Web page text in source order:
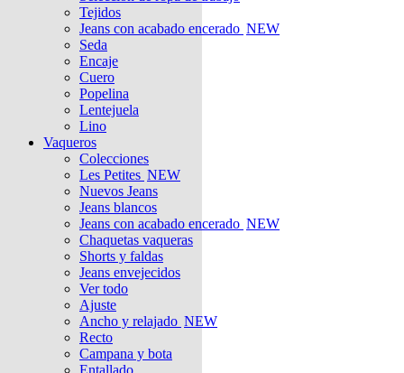
Tejidos
Jeans con acabado encerado NEW
Seda
Encaje
Cuero
Popelina
Lentejuela
Lino
Vaqueros
Colecciones
Les Petites NEW
Nuevos Jeans
Jeans blancos
Jeans con acabado encerado NEW
Chaquetas vaqueras
Shorts y faldas
Jeans envejecidos
Ver todo
Ajuste
Ancho y relajado NEW
Recto
Campana y bota
Entallado